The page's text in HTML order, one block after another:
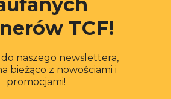
TCF!
do naszego newslettera,
bieżąco z nowościami i
promocjami!